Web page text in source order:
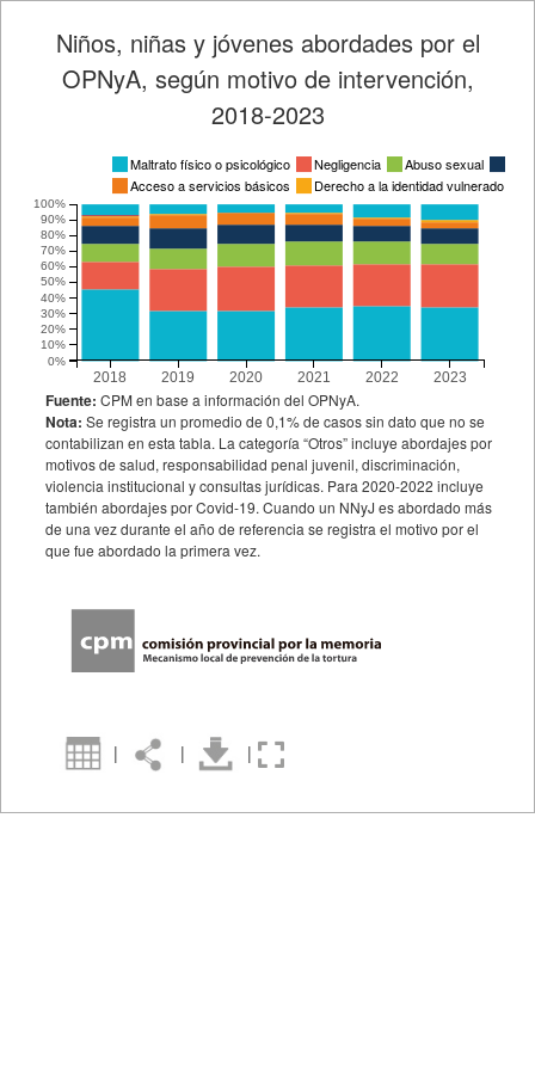
Niños, niñas y jóvenes abordades por el
OPNyA, según motivo de intervención,
2018-2023
2018 2019 2020 2021 2022 2023
0%
10%
20%
30%
40%
50%
60%
70%
80%
90%
100%
Maltrato físico o psicológico Negligencia Abuso sexual
Acceso a servicios básicos
Derecho a la identidad vulnerado
Fuente: CPM en base a información del OPNyA.
Nota: Se registra un promedio de 0,1% de casos sin dato que no se
contabilizan en esta tabla. La categoría “Otros” incluye abordajes por
motivos de salud, responsabilidad penal juvenil, discriminación,
violencia institucional y consultas jurídicas. Para 2020-2022 incluye
también abordajes por Covid-19. Cuando un NNyJ es abordado más
de una vez durante el año de referencia se registra el motivo por el
que fue abordado la primera vez.
| | |